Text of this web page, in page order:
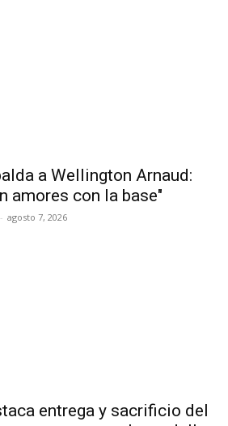
a Wellington Arnaud:
amores con la base"
- agosto 7, 2026
entrega y sacrificio del